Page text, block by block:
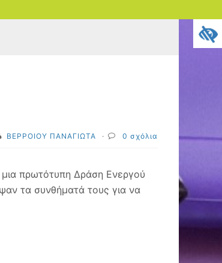
ΒΕΡΡΟΙΟΥ ΠΑΝΑΓΙΩΤΑ · 0 σχόλια
πρωτότυπη Δράση Ενεργού
τα συνθήματά τους για να